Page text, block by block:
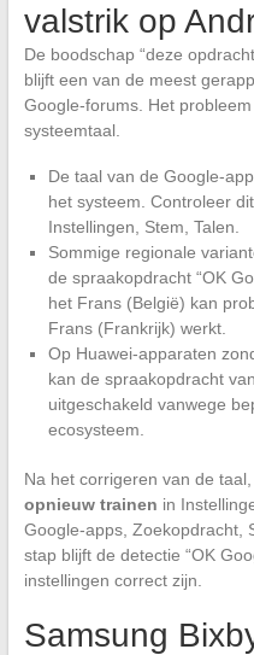
valstrik op
De boodschap “deze
blijft een van de meest
Google-forums. Het
systeemtaal.
De taal van de Google-
het systeem. Controleer
Instellingen, Stem, Talen.
Sommige regionale
de spraakopdracht “OK
het Frans (België) kan
Frans (Frankrijk) werkt.
Op Huawei-apparaten
kan de spraakopdracht
uitgeschakeld vanwege
ecosysteem.
Na het corrigeren van de taal,
opnieuw trainen in
Google-apps, Zoekopdracht,
stap blijft de detectie “OK
instellingen correct zijn.
Samsung